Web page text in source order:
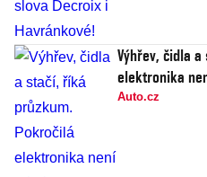
Výhřev, čidla
elektronika
Auto.cz